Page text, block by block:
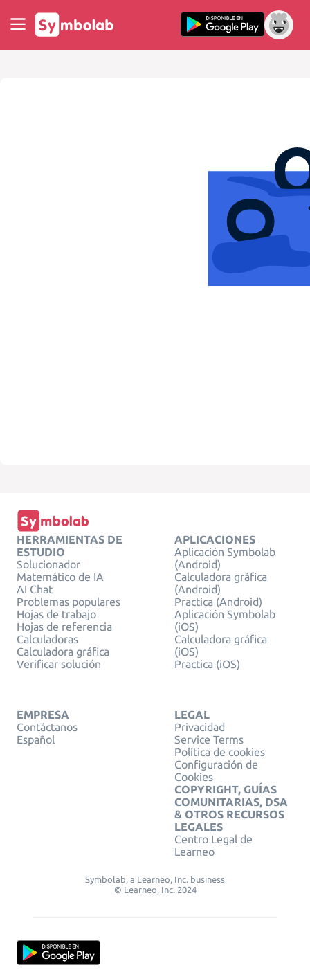
HERRAMIENTAS DE
ESTUDIO
Solucionador
Matemático de IA
AI Chat
Problemas populares
Hojas de trabajo
Hojas de referencia
Calculadoras
Calculadora gráfica
Verificar solución
APLICACIONES
Aplicación Symbolab
(Android)
Calculadora gráfica
(Android)
Practica (Android)
Aplicación Symbolab
(iOS)
Calculadora gráfica
(iOS)
Practica (iOS)
EMPRESA
Contáctanos
Español
LEGAL
Privacidad
Service Terms
Política de cookies
Configuración de
Cookies
COPYRIGHT, GUÍAS
COMUNITARIAS, DSA
& OTROS RECURSOS
LEGALES
Centro Legal de
Learneo
Symbolab, a Learneo, Inc. business
© Learneo, Inc. 2024